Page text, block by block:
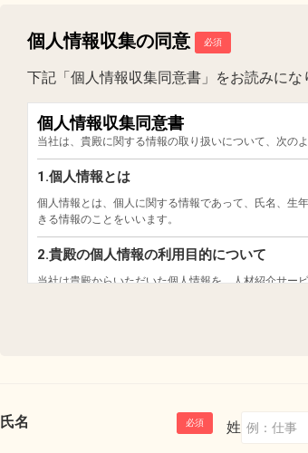
個人情報収集の同意
下記「個人情報収集同意書」をお読みにな
氏名 姓